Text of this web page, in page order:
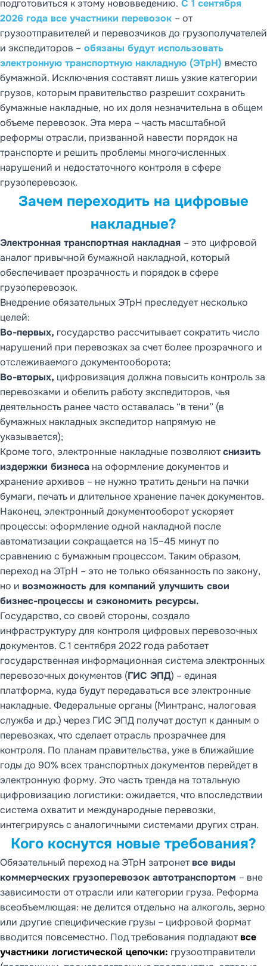
подготовиться к этому нововведению. С 1 сентября
2026 года все участники перевозок – от
грузоотправителей и перевозчиков до грузополучателей
и экспедиторов – обязаны будут использовать
электронную транспортную накладную (ЭТрН) вместо
бумажной. Исключения составят лишь узкие категории
грузов, которым правительство разрешит сохранить
бумажные накладные, но их доля незначительна в общем
объеме перевозок. Эта мера – часть масштабной
реформы отрасли, призванной навести порядок на
транспорте и решить проблемы многочисленных
нарушений и недостаточного контроля в сфере
грузоперевозок.
Зачем переходить на цифровые
накладные?
Электронная транспортная накладная – это цифровой
аналог привычной бумажной накладной, который
обеспечивает прозрачность и порядок в сфере
грузоперевозок.
Внедрение обязательных ЭТрН преследует несколько
целей:
Во-первых, государство рассчитывает сократить число
нарушений при перевозках за счет более прозрачного и
отслеживаемого документооборота;
Во-вторых, цифровизация должна повысить контроль за
перевозками и обелить работу экспедиторов, чья
деятельность ранее часто оставалась “в тени” (в
бумажных накладных экспедитор напрямую не
указывается);
Кроме того, электронные накладные позволяютснизить
издержки бизнеса на оформление документов и
хранение архивов – не нужно тратить деньги на пачки
бумаги, печать и длительное хранение пачек документов.
Наконец, электронный документооборот ускоряет
процессы: оформление одной накладной после
автоматизации сокращается на 15–45 минут по
сравнению с бумажным процессом. Таким образом,
переход на ЭТрН – это не только обязанность по закону,
но и возможность для компаний улучшить свои
бизнес-процессы и сэкономить ресурсы.
Государство, со своей стороны, создало
инфраструктуру для контроля цифровых перевозочных
документов. С 1 сентября 2022 года работает
государственная информационная система электронных
перевозочных документов (ГИС ЭПД) – единая
платформа, куда будут передаваться все электронные
накладные. Федеральные органы (Минтранс, налоговая
служба и др.) через ГИС ЭПД получат доступ к данным о
перевозках, что сделает отрасль прозрачнее для
контроля. По планам правительства, уже в ближайшие
годы до 90% всех транспортных документов перейдет в
электронную форму. Это часть тренда на тотальную
цифровизацию логистики: ожидается, что впоследствии
система охватит и международные перевозки,
интегрируясь с аналогичными системами других стран.
Кого коснутся новые требования?
Обязательный переход на ЭТрН затронетвсе виды
коммерческих грузоперевозок автотранспортом – вне
зависимости от отрасли или категории груза. Реформа
всеобъемлющая: не делится отдельно на алкоголь, зерно
или другие специфические грузы – цифровой формат
вводится повсеместно. Под требования подпадаютвсе
участники логистической цепочки: грузоотправители